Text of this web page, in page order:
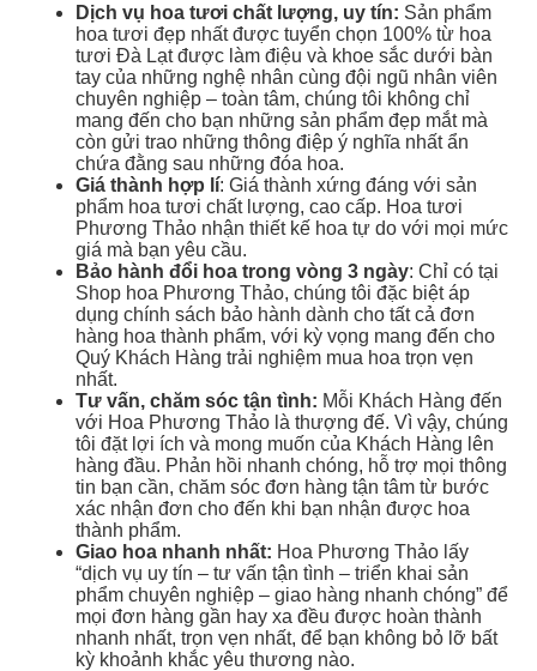
Dịch vụ hoa tươi chất lượng, uy tín: Sản phẩm
hoa tươi đẹp nhất được tuyển chọn 100% từ hoa
tươi Đà Lạt được làm điệu và khoe sắc dưới bàn
tay của những nghệ nhân cùng đội ngũ nhân viên
chuyên nghiệp – toàn tâm, chúng tôi không chỉ
mang đến cho bạn những sản phẩm đẹp mắt mà
còn gửi trao những thông điệp ý nghĩa nhất ẩn
chứa đằng sau những đóa hoa.
Giá thành hợp lí: Giá thành xứng đáng với sản
phẩm hoa tươi chất lượng, cao cấp. Hoa tươi
Phương Thảo nhận thiết kế hoa tự do với mọi mức
giá mà bạn yêu cầu.
Bảo hành đổi hoa trong vòng 3 ngày: Chỉ có tại
Shop hoa Phương Thảo, chúng tôi đặc biệt áp
dụng chính sách bảo hành dành cho tất cả đơn
hàng hoa thành phẩm, với kỳ vọng mang đến cho
Quý Khách Hàng trải nghiệm mua hoa trọn vẹn
nhất.
Tư vấn, chăm sóc tận tình: Mỗi Khách Hàng đến
với Hoa Phương Thảo là thượng đế. Vì vậy, chúng
tôi đặt lợi ích và mong muốn của Khách Hàng lên
hàng đầu. Phản hồi nhanh chóng, hỗ trợ mọi thông
tin bạn cần, chăm sóc đơn hàng tận tâm từ bước
xác nhận đơn cho đến khi bạn nhận được hoa
thành phẩm.
Giao hoa nhanh nhất: Hoa Phương Thảo lấy
“dịch vụ uy tín – tư vấn tận tình – triển khai sản
phẩm chuyên nghiệp – giao hàng nhanh chóng” để
mọi đơn hàng gần hay xa đều được hoàn thành
nhanh nhất, trọn vẹn nhất, để bạn không bỏ lỡ bất
kỳ khoảnh khắc yêu thương nào.